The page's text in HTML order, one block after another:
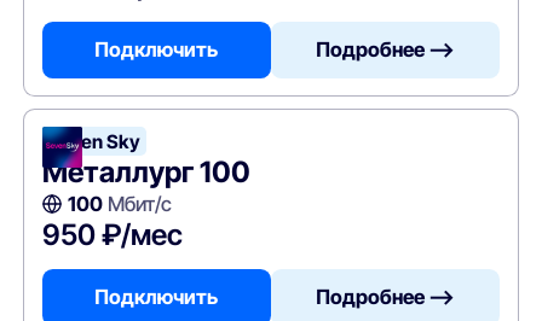
Подключить Подробнее —>
Seven Sky
Металлург 100
100Мбит/с
950 ₽/мес
Подключить Подробнее —>